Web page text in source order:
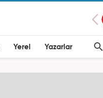
Yerel Yazarlar